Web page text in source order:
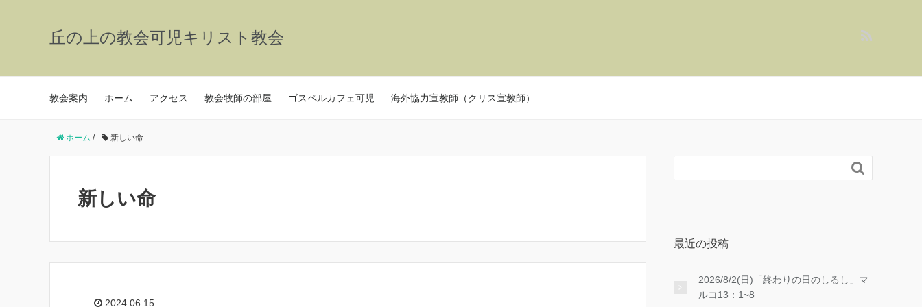
丘の上の教会可児キリスト教会
教会案内 ホーム アクセス 教会牧師の部屋 ゴスペルカフェ可児 海外協力宣教師（クリス宣教師）
ホーム / 新しい命
新しい命
2024.06.15

最近の投稿
2026/8/2(日)「終わりの日のしるし」マ
ルコ13：1~8